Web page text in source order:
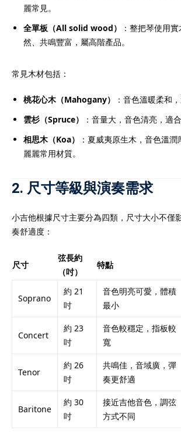
麗常見。
全單板（All solid wood）
：整把琴使用
然、共鳴豐富，屬高階產品。
常見木材包括：
桃花心木（Mahogany）
：音色溫暖柔和
雲杉（Spruce）
：音量大，音色清亮，適合
相思木（Koa）
：夏威夷原生木，音色溫
麗麗常用材質。
2. 尺寸等級與演奏需求
小吉他根據尺寸主要分為四類，尺寸大小不僅
奏舒適度：
尺寸
弦長約
（吋）
特點
Soprano
約 21
吋
音色明亮可愛，體積
最小
Concert
約 23
吋
音色較穩定，指板較
寬
Tenor
約 26
吋
共鳴佳，音域廣，彈
奏更舒適
Baritone
約 30
吋
接近吉他音色，調弦
方式不同